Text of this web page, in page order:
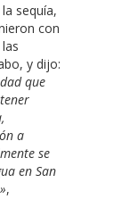
sequía,
con
y dijo:
que
a
se
en San
,